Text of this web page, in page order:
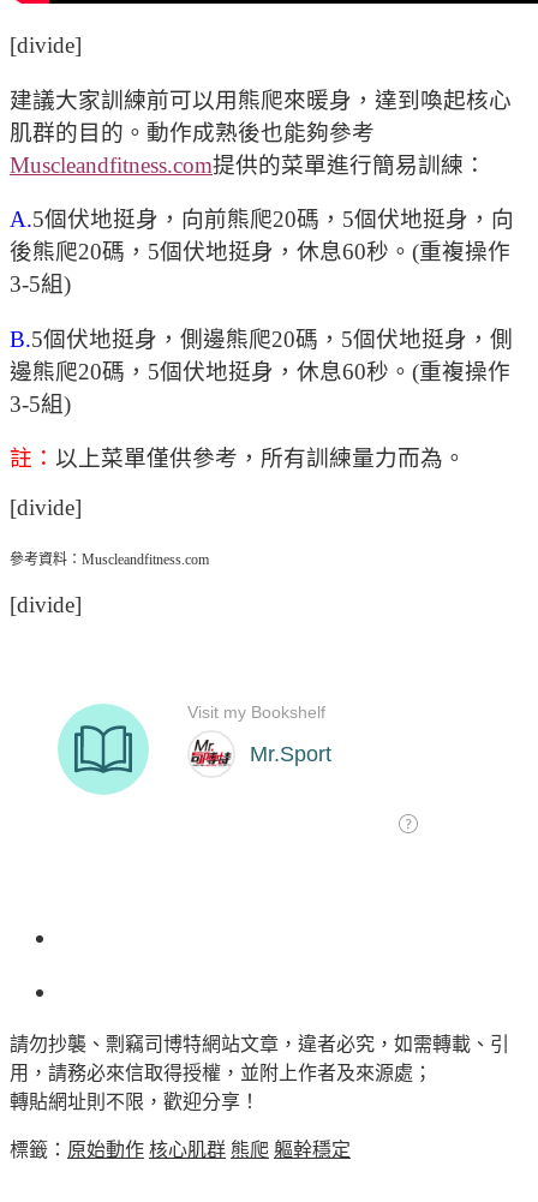
[divide]
建議大家訓練前可以用熊爬來暖身，達到喚起核心
肌群的目的。動作成熟後也能夠參考
Muscleandfitness.com提供的菜單進行簡易訓練：
A.5個伏地挺身，向前熊爬20碼，5個伏地挺身，向
後熊爬20碼，5個伏地挺身，休息60秒。(重複操作
3-5組)
B.5個伏地挺身，側邊熊爬20碼，5個伏地挺身，側
邊熊爬20碼，5個伏地挺身，休息60秒。(重複操作
3-5組)
註： 以上菜單僅供參考，所有訓練量力而為。
[divide]
參考資料：Muscleandfitness.com
[divide]
請勿抄襲、剽竊司博特網站文章，違者必究，如需轉載、引
用，請務必來信取得授權，並附上作者及來源處；
轉貼網址則不限，歡迎分享！
標籤： 原始動作 核心肌群 熊爬 軀幹穩定